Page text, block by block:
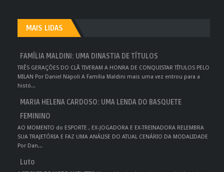
MAIS LIDAS
FAMÍLIA MALDINI: UMA DINASTIA DE TÍTULOS
TRÊS GERAÇÕES DO CLÃ TIVERAM A HONRA DE CONQUISTAR TÍTULOS PELO
MILAN Por Daniel Nápoli A Família Maldini mais uma vez entrou para a
histó...
MARIA HELENA CARDOSO: UMA LENDA DO BASQUETE
FEMININO
AO MOMENTO do ESPORTE , EX-JOGADORA E EX-TREINADORA RELEMBRA
SUA TRAJETÓRIA E FAZ UMA ANÁLISE DO ATUAL CENÁRIO DA MODALIDADE
Por Dan...
Luto